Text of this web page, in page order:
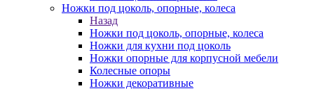
Ножки под цоколь, опорные, колеса
Назад
Ножки под цоколь, опорные, колеса
Ножки для кухни под цоколь
Ножки опорные для корпусной мебели
Колесные опоры
Ножки декоративные